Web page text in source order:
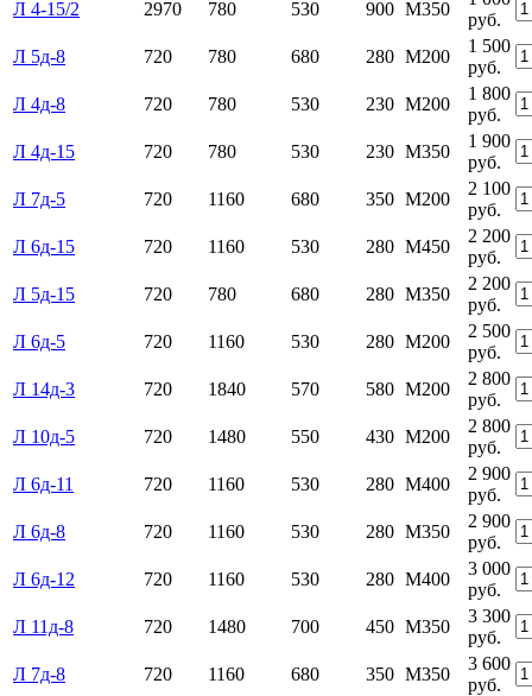
Л 4-15/2 2970 780 530 900 М350
руб.
Л 5д-8
720 780 680 280 М200
1 500
руб.
Л 4д-8
720 780 530 230 М200
1 800
руб.
Л 4д-15
720 780 530 230 М350
1 900
руб.
Л 7д-5
720 1160 680 350 М200
2 100
руб.
Л 6д-15
720 1160 530 280 М450
2 200
руб.
Л 5д-15
720 780 680 280 М350
2 200
руб.
Л 6д-5
720 1160 530 280 М200
2 500
руб.
Л 14д-3
720 1840 570 580 М200
2 800
руб.
Л 10д-5
720 1480 550 430 М200
2 800
руб.
Л 6д-11
720 1160 530 280 М400
2 900
руб.
Л 6д-8
720 1160 530 280 М350
2 900
руб.
Л 6д-12
720 1160 530 280 М400
3 000
руб.
Л 11д-8
720 1480 700 450 М350
3 300
руб.
Л 7д-8
720 1160 680 350 М350
3 600
руб.